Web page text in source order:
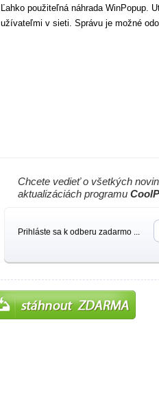
Ľahko použiteľná náhrada WinPopup.
užívateľmi v sieti. Správu je možné
Chcete vedieť o všetkých
aktualizáciách programu
Prihláste sa k odberu zadarmo ...